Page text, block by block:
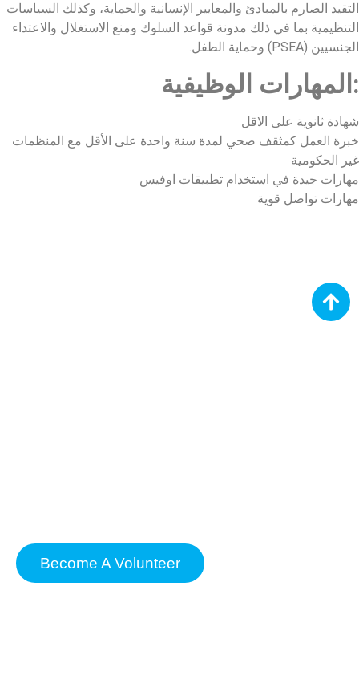
التقيد الصارم بالمبادئ والمعايير الإنسانية والحماية، وكذلك السياسات
التنظيمية بما في ذلك مدونة قواعد السلوك ومنع الاستغلال والاعتداء
الجنسيين (PSEA) وحماية الطفل.
المهارات الوظيفية:
شهادة ثانوية على الاقل
خبرة العمل كمثقف صحي لمدة سنة واحدة على الأقل مع المنظمات
غير الحكومية
مهارات جيدة في استخدام تطبيقات اوفيس
مهارات تواصل قوية
Become A Volunteer